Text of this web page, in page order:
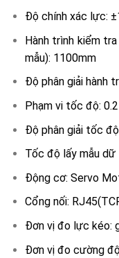
Độ chính xác lực:
Hành trình kiểm
mẫu): 1100mm
Độ phân giải hành
Phạm vi tốc độ:
Độ phân giải tốc
Tốc độ lấy mẫu
Động cơ: Servo
Cổng nối:
Đơn vị đo lực kéo:
Đơn vị đo cường